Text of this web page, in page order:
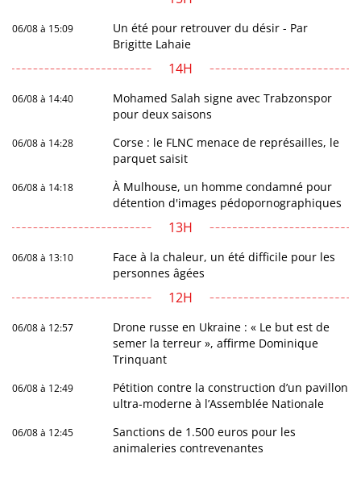
06/08 à 15:09
Un été pour retrouver du désir - Par
Brigitte Lahaie
14H
06/08 à 14:40
Mohamed Salah signe avec Trabzonspor
pour deux saisons
06/08 à 14:28
Corse : le FLNC menace de représailles, le
parquet saisit
06/08 à 14:18
À Mulhouse, un homme condamné pour
détention d'images pédopornographiques
13H
06/08 à 13:10
Face à la chaleur, un été difficile pour les
personnes âgées
12H
06/08 à 12:57
Drone russe en Ukraine : « Le but est de
semer la terreur », affirme Dominique
Trinquant
06/08 à 12:49
Pétition contre la construction d’un pavillon
ultra-moderne à l’Assemblée Nationale
06/08 à 12:45
Sanctions de 1.500 euros pour les
animaleries contrevenantes